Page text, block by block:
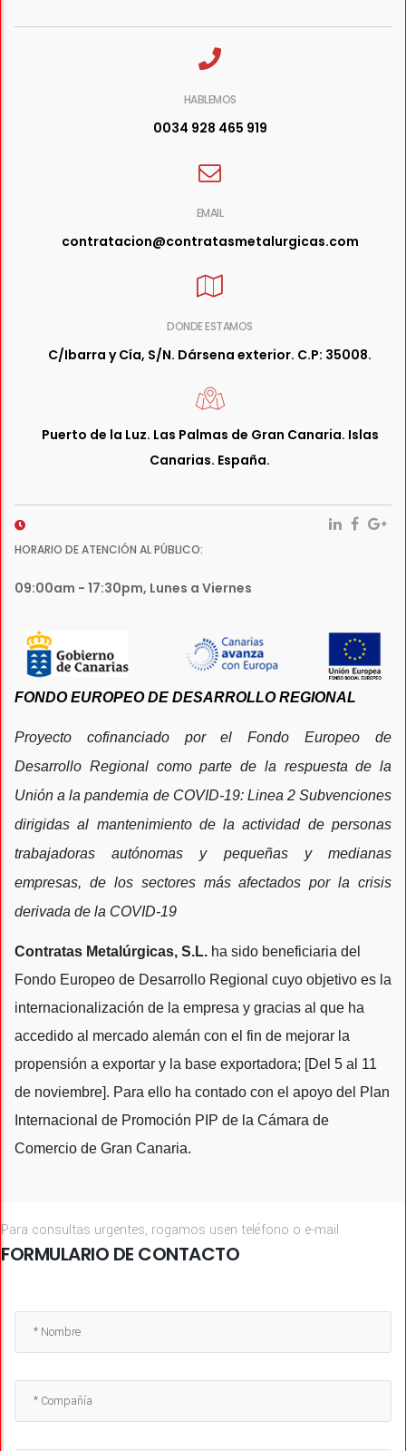
HABLEMOS
0034 928 465 919
EMAIL
contratacion@contratasmetalurgicas.com
DONDE ESTAMOS
C/Ibarra y Cía, S/N. Dársena exterior. C.P: 35008.
Puerto de la Luz. Las Palmas de Gran Canaria. Islas
Canarias. España.
HORARIO DE ATENCIÓN AL PÚBLICO:
09:00am - 17:30pm, Lunes a Viernes
FONDO EUROPEO DE DESARROLLO REGIONAL
Proyecto cofinanciado por el Fondo Europeo de
Desarrollo Regional como parte de la respuesta de la
Unión a la pandemia de COVID-19: Linea 2 Subvenciones
dirigidas al mantenimiento de la actividad de personas
trabajadoras autónomas y pequeñas y medianas
empresas, de los sectores más afectados por la crisis
derivada de la COVID-19
Contratas Metalúrgicas, S.L. ha sido beneficiaria del
Fondo Europeo de Desarrollo Regional cuyo objetivo es la
internacionalización de la empresa y gracias al que ha
accedido al mercado alemán con el fin de mejorar la
propensión a exportar y la base exportadora; [Del 5 al 11
de noviembre]. Para ello ha contado con el apoyo del Plan
Internacional de Promoción PIP de la Cámara de
Comercio de Gran Canaria.
Para consultas urgentes, rogamos usen teléfono o e-mail
FORMULARIO DE CONTACTO